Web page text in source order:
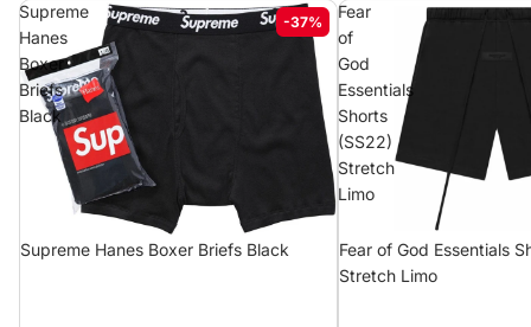
Supreme
Hanes
Boxer
Briefs
Black
-37%
Supreme Hanes Boxer Briefs Black
Fear
of
God
Essentials
Shorts
(SS22)
Stretch
Limo
Fear of God Essentials
Stretch Limo